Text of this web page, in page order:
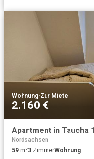
Wohnung·Zur Miete
2.160 €
Apartment in Taucha 1
Nordsachsen
59 m²3 ZimmerWohnung